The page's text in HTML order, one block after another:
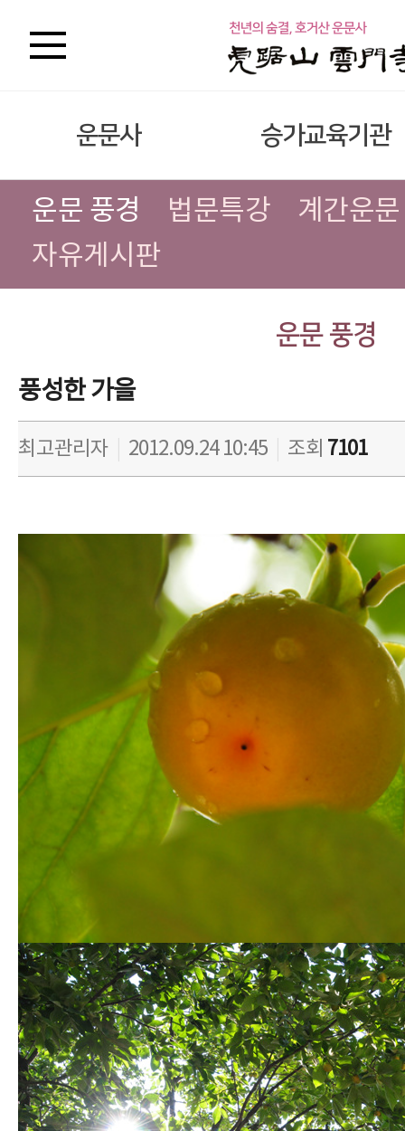
운문사 승가교육기관
운문 풍경 법문특강
계간운문
자유게시판
운문 풍경
풍성한 가을
최고관리자 2012.09.24 10:45 조회 7101